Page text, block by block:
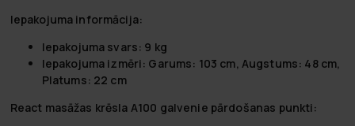
Iepakojuma informācija:
Iepakojuma svars: 9 kg
Iepakojuma izmēri: Garums: 103 cm, Augstums: 48 cm,
Platums: 22 cm
React masāžas krēsla A100 galvenie pārdošanas punkti: